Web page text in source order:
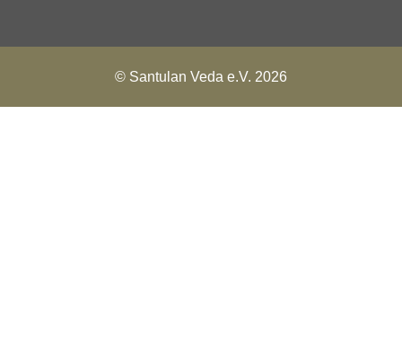
© Santulan Veda e.V. 2026